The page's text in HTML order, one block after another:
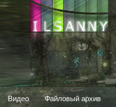
Видео Файловый архив